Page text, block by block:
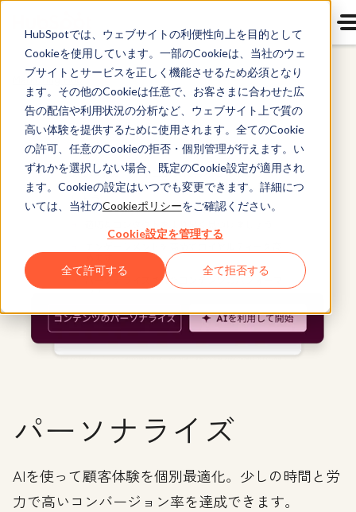
HubSpotでは、ウェブサイトの利便性向上を目的として
Cookieを使用しています。一部のCookieは、当社のウェ
ブサイトとサービスを正しく機能させるため必須となり
ます。その他のCookieは任意で、お客さまに合わせた広
告の配信や利用状況の分析など、ウェブサイト上で質の
高い体験を提供するために使用されます。全てのCookie
の許可、任意のCookieの拒否・個別管理が行えます。い
ずれかを選択しない場合、既定のCookie設定が適用され
ます。Cookieの設定はいつでも変更できます。詳細につ
いては、当社のCookieポリシーをご確認ください。
Cookie設定を管理する
全て許可する 全て拒否する
Marketing Hub
パーソナライズ
AIを使って顧客体験を個別最適化。少しの時間と労
力で高いコンバージョン率を達成できます。